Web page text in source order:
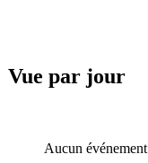
Vue par jour
Aucun événement